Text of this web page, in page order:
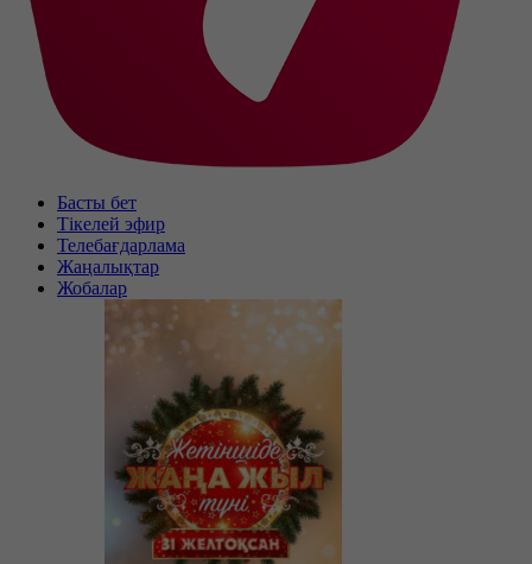
Басты бет
Тікелей эфир
Телебағдарлама
Жаңалықтар
Жобалар